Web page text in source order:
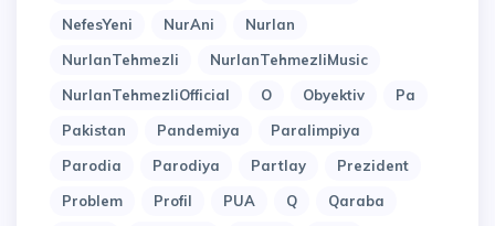
NefesYeni
NurAni
Nurlan
NurlanTehmezli
NurlanTehmezliMusic
NurlanTehmezliOfficial
O Obyektiv
Pa
Pakistan
Pandemiya
Paralimpiya
Parodia
Parodiya Partlay
Prezident
Problem
Profil PUA Q
Qaraba